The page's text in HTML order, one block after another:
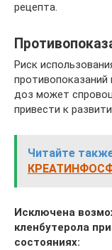
рецепта.
Риск
доз может
привести к
Читайте
Исключена
кленбутерола
состояниях: